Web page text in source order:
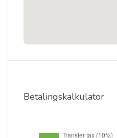
Betalingskalkulator